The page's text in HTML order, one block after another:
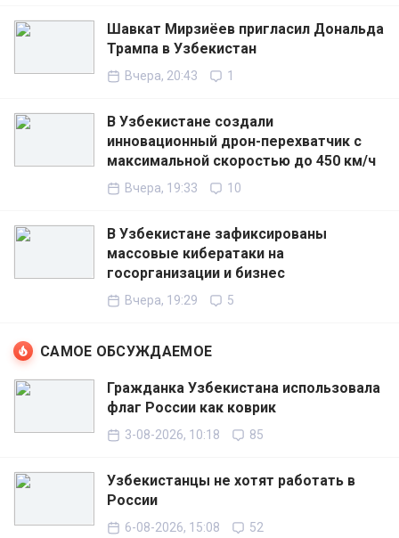
Шавкат Мирзиёев пригласил Дональда
Трампа в Узбекистан
Вчера, 20:43 1
В Узбекистане создали
инновационный дрон-перехватчик с
максимальной скоростью до 450 км/ч
Вчера, 19:33 10
В Узбекистане зафиксированы
массовые кибератаки на
госорганизации и бизнес
Вчера, 19:29 5
САМОЕ ОБСУЖДАЕМОЕ
Гражданка Узбекистана использовала
флаг России как коврик
3-08-2026, 10:18 85
Узбекистанцы не хотят работать в
России
6-08-2026, 15:08 52